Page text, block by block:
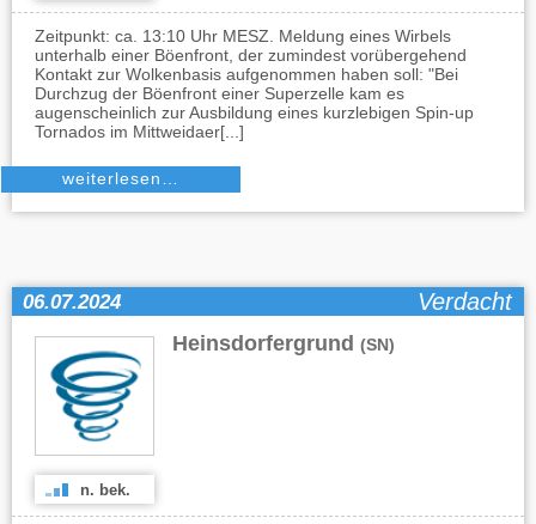
Zeitpunkt: ca. 13:10 Uhr MESZ. Meldung eines Wirbels
unterhalb einer Böenfront, der zumindest vorübergehend
Kontakt zur Wolkenbasis aufgenommen haben soll: "Bei
Durchzug der Böenfront einer Superzelle kam es
augenscheinlich zur Ausbildung eines kurzlebigen Spin-up
Tornados im Mittweidaer[...]
weiterlesen…
06.07.2024 Verdacht
Heinsdorfergrund (SN)
n. bek.